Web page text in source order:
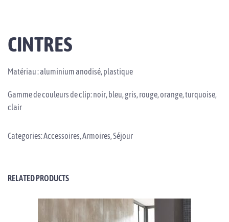
CINTRES
Matériau : aluminium anodisé, plastique
Gamme de couleurs de clip: noir, bleu, gris, rouge, orange, turquoise,
clair
Categories:Accessoires,Armoires,Séjour
RELATED PRODUCTS